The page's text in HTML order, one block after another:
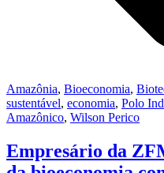
Amazônia, Bioeconomia,
sustentável, economia, Polo
Amazônico, Wilson Perico
Empresário da